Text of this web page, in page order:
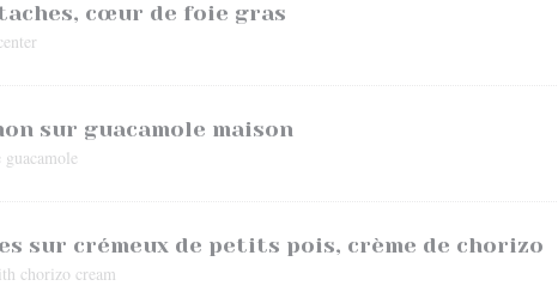
cœur de foie gras
sur guacamole maison
sur crémeux de petits pois, crème de chorizo
chorizo cream